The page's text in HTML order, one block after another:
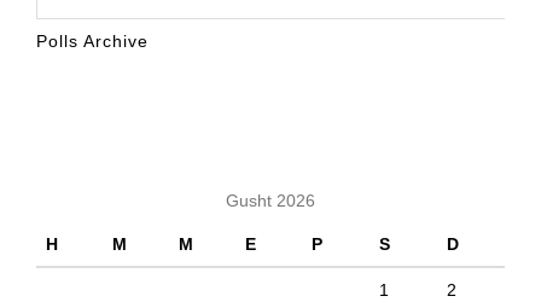
Polls Archive
Gusht 2026
H M M E P S D
1 2